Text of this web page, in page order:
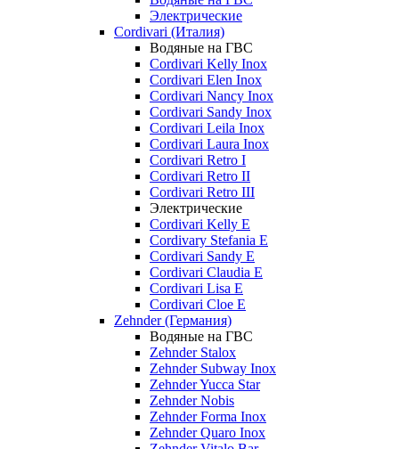
Электрические
Cordivari (Италия)
Водяные на ГВС
Cordivari Kelly Inox
Cordivari Elen Inox
Cordivari Nancy Inox
Cordivari Sandy Inox
Cordivari Leila Inox
Cordivari Laura Inox
Cordivari Retro I
Cordivari Retro II
Cordivari Retro III
Электрические
Cordivari Kelly E
Cordivary Stefania E
Cordivari Sandy E
Cordivari Claudia E
Cordivari Lisa E
Cordivari Cloe E
Zehnder (Германия)
Водяные на ГВС
Zehnder Stalox
Zehnder Subway Inox
Zehnder Yucca Star
Zehnder Nobis
Zehnder Forma Inox
Zehnder Quaro Inox